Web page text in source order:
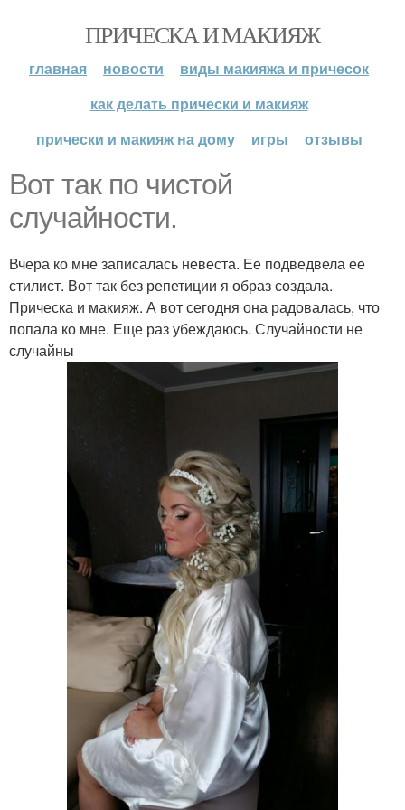
ПРИЧЕСКА И МАКИЯЖ
главная новости
виды макияжа и причесок
как делать прически и макияж
прически и макияж на дому
игры отзывы
Вот так по чистой
случайности.
Вчера ко мне записалась невеста. Ее подведвела ее
стилист. Вот так без репетиции я образ создала.
Прическа и макияж. А вот сегодня она радовалась, что
попала ко мне. Еще раз убеждаюсь. Случайности не
случайны